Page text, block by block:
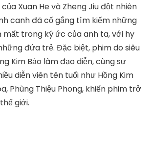
Xuan He và Zheng Jiu đột nhiên
canh đã cố gắng tìm kiếm những
mất trong ký ức của anh ta, với hy
đứa trẻ. Đặc biệt, phim do siêu
Kim Bảo làm đạo diễn, cùng sự
diễn viên tên tuổi như Hồng Kim
Phùng Thiệu Phong, khiến phim trở
giới.